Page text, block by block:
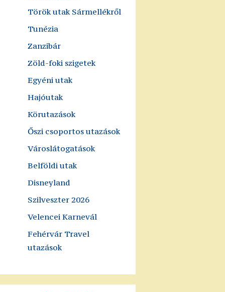
Török utak Sármellékről
Tunézia
Zanzibár
Zöld-foki szigetek
Egyéni utak
Hajóutak
Körutazások
Őszi csoportos utazások
Városlátogatások
Belföldi utak
Disneyland
Szilveszter 2026
Velencei Karnevál
Fehérvár Travel
utazások